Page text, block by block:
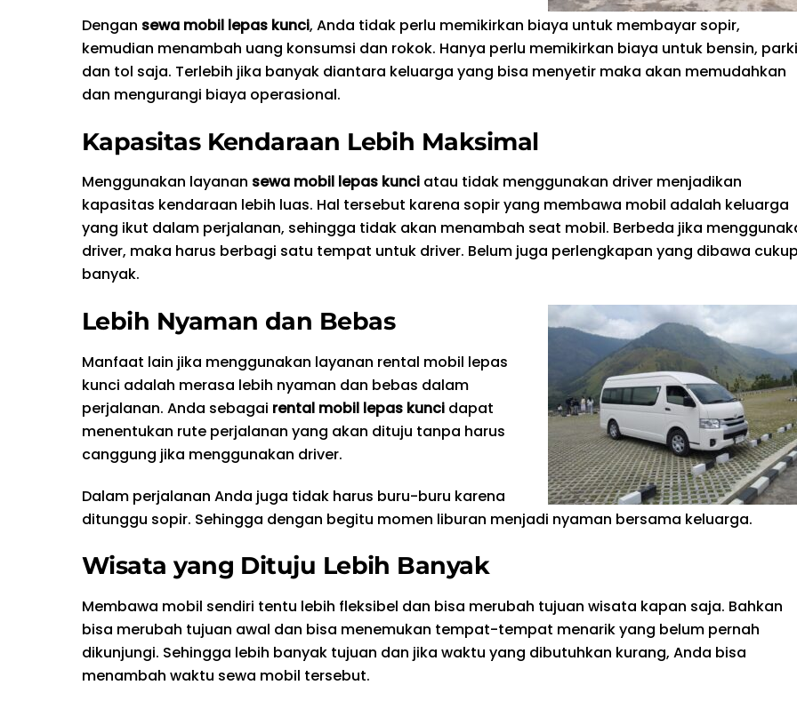
Dengan sewa mobil lepas kunci, Anda tidak perlu memikirkan biaya untuk membayar sopir,
kemudian menambah uang konsumsi dan rokok. Hanya perlu memikirkan biaya untuk bensin,
dan tol saja. Terlebih jika banyak diantara keluarga yang bisa menyetir maka akan memudahkan
dan mengurangi biaya operasional.
Kapasitas Kendaraan Lebih Maksimal
Menggunakan layanan sewa mobil lepas kunci atau tidak menggunakan driver menjadikan
kapasitas kendaraan lebih luas. Hal tersebut karena sopir yang membawa mobil adalah keluarga
yang ikut dalam perjalanan, sehingga tidak akan menambah seat mobil. Berbeda jika
driver, maka harus berbagi satu tempat untuk driver. Belum juga perlengkapan yang dibawa
banyak.
Lebih Nyaman dan Bebas
Manfaat lain jika menggunakan layanan rental mobil lepas
kunci adalah merasa lebih nyaman dan bebas dalam
perjalanan. Anda sebagai rental mobil lepas kunci dapat
menentukan rute perjalanan yang akan dituju tanpa harus
canggung jika menggunakan driver.
Dalam perjalanan Anda juga tidak harus buru-buru karena
ditunggu sopir. Sehingga dengan begitu momen liburan menjadi nyaman bersama keluarga.
Wisata yang Dituju Lebih Banyak
Membawa mobil sendiri tentu lebih fleksibel dan bisa merubah tujuan wisata kapan saja. Bahkan
bisa merubah tujuan awal dan bisa menemukan tempat-tempat menarik yang belum pernah
dikunjungi. Sehingga lebih banyak tujuan dan jika waktu yang dibutuhkan kurang, Anda bisa
menambah waktu sewa mobil tersebut.